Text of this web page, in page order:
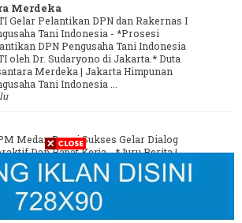
Merdeka
Gelar Pelantikan DPN dan Rakernas I
Tani Indonesia - *Prosesi
DPN Pengusaha Tani Indonesia
oleh Dr. Sudaryono di Jakarta.* Duta
Merdeka | Jakarta Himpunan
Tani Indonesia ...
Medan Denai Sukses Gelar Dialog
Dan Rapat Kerja-*Juru Berita |
Medan* Pimpinan Cabang Pemuda
Medan Denai Menggelar
Dialog Interaktif Dan Rapat Kerja
dilaksanakan Di Aula ...